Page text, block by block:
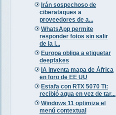
Irán sospechoso de
ciberataques a
proveedores de a...
WhatsApp permite
responder fotos sin salir
de la i...
Europa obliga a etiquetar
deepfakes
IA inventa mapa de África
en foro de EE UU
Estafa con RTX 5070 Ti:
recibió agua en vez de tar...
Windows 11 optimiza el
menú contextual